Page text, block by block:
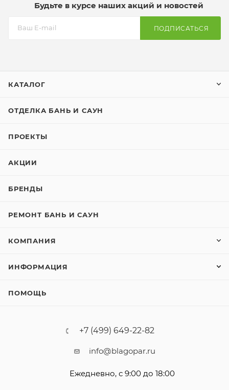
Будьте в курсе наших акций и новостей
ПОДПИСАТЬСЯ
КАТАЛОГ
ОТДЕЛКА БАНЬ И САУН
ПРОЕКТЫ
АКЦИИ
БРЕНДЫ
РЕМОНТ БАНЬ И САУН
КОМПАНИЯ
ИНФОРМАЦИЯ
ПОМОЩЬ
+7 (499) 649-22-82
info@blagopar.ru
Ежедневно, с 9:00 до 18:00